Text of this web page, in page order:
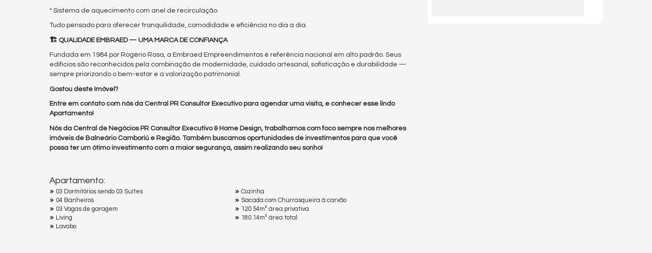
* Sistema de aquecimento com anel de recirculação
Tudo pensado para oferecer tranquilidade, comodidade e eficiência no dia a dia.
🏗️ QUALIDADE EMBRAED — UMA MARCA DE CONFIANÇA
Fundada em 1984 por Rogério Rosa, a Embraed Empreendimentos é referência nacional em alto padrão. Seus
edifícios são reconhecidos pela combinação de modernidade, cuidado artesanal, sofisticação e durabilidade —
sempre priorizando o bem-estar e a valorização patrimonial.
Gostou deste Imóvel?
Entre em contato com nós da Central PR Consultor Executivo para agendar uma visita, e conhecer esse lindo
Apartamento!
Nós da Central de Negócios PR Consultor Executivo & Home Design, trabalhamos com foco sempre nos melhores
imóveis de Balneário Camboriú e Região. Também buscamos oportunidades de investimentos para que você
possa ter um ótimo investimento com a maior segurança, assim realizando seu sonho!
Apartamento:
03 Dormitórios sendo 03 Suítes
04 Banheiros
03 Vagas de garagem
Living
Lavabo
Cozinha
Sacada com Churrasqueira à carvão
120.54m² área privativa
180.14m² área total